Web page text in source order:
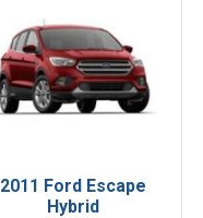
2011 Ford Escape
Hybrid